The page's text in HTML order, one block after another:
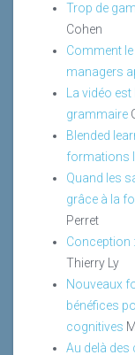
Trop de
Cohen
Comment
managers
La vidéo
grammaire
Blended
formations
Quand les
grâce à la
Perret
Conception
Thierry Ly
Nouveaux
bénéfices
cognitives
Au delà des